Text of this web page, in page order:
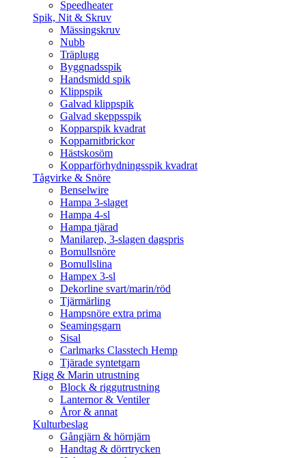
Speedheater
Spik, Nit & Skruv
Mässingskruv
Nubb
Träplugg
Byggnadsspik
Handsmidd spik
Klippspik
Galvad klippspik
Galvad skeppsspik
Kopparspik kvadrat
Kopparnitbrickor
Hästskosöm
Kopparförhydningsspik kvadrat
Tågvirke & Snöre
Benselwire
Hampa 3-slaget
Hampa 4-sl
Hampa tjärad
Manilarep, 3-slagen dagspris
Bomullsnöre
Bomullslina
Hampex 3-sl
Dekorline svart/marin/röd
Tjärmärling
Hampsnöre extra prima
Seamingsgarn
Sisal
Carlmarks Classtech Hemp
Tjärade syntetgarn
Rigg & Marin utrustning
Block & riggutrustning
Lanternor & Ventiler
Åror & annat
Kulturbeslag
Gångjärn & hörnjärn
Handtag & dörrtrycken